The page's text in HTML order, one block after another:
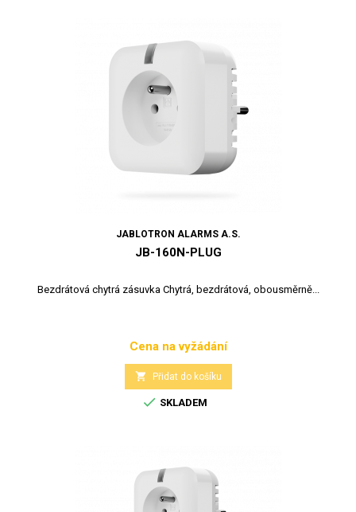
JABLOTRON ALARMS A.S.
JB-160N-PLUG
Bezdrátová chytrá zásuvka Chytrá, bezdrátová, obousměrně...
Cena
Cena na vyžádání
 Přidat do košíku
 SKLADEM